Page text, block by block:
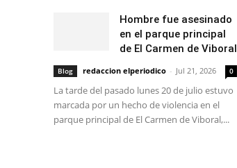
Hombre fue asesinado
en el parque principal
de El Carmen de Viboral
Blog redaccion elperiodico - Jul 21, 2026 0
La tarde del pasado lunes 20 de julio estuvo
marcada por un hecho de violencia en el
parque principal de El Carmen de Viboral,...